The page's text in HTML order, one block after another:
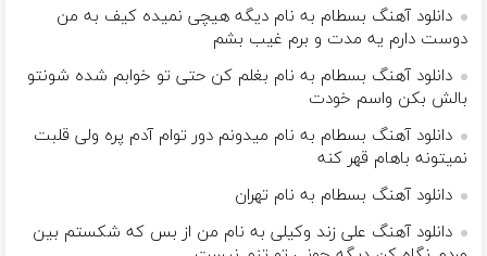
دانلود آهنگ بسطام به نام دیگه هیچی نمیده کیف به من
دوست دارم یه مدت و برم غیب بشم
دانلود آهنگ بسطام به نام بغلم کن حتی تو خوابم شده شونتو
بالش بکن واسم خودت
دانلود آهنگ بسطام به نام میدونم دور توام آدم پره ولی قلبت
نمیتونه باهام قهر کنه
دانلود آهنگ بسطام به نام تهران
دانلود آهنگ علی زند وکیلی به نام من از بس كه شكستم بین